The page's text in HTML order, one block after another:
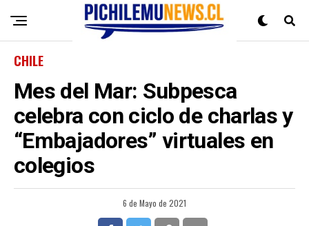
CHILE
Mes del Mar: Subpesca
celebra con ciclo de charlas y
“Embajadores” virtuales en
colegios
6 de Mayo de 2021